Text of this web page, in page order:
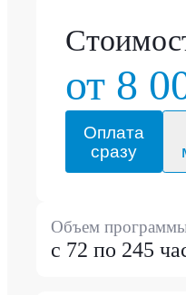
от 8
Оплата
сразу
Объем
с 72 по 245